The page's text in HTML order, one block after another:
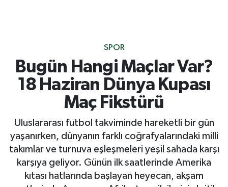
SPOR
Bugün Hangi Maçlar Var?
18 Haziran Dünya Kupası
Maç Fikstürü
Uluslararası futbol takviminde hareketli bir gün
yaşanırken, dünyanın farklı coğrafyalarındaki milli
takımlar ve turnuva eşleşmeleri yeşil sahada karşı
karşıya geliyor. Günün ilk saatlerinde Amerika
kıtası hatlarında başlayan heyecan, akşam